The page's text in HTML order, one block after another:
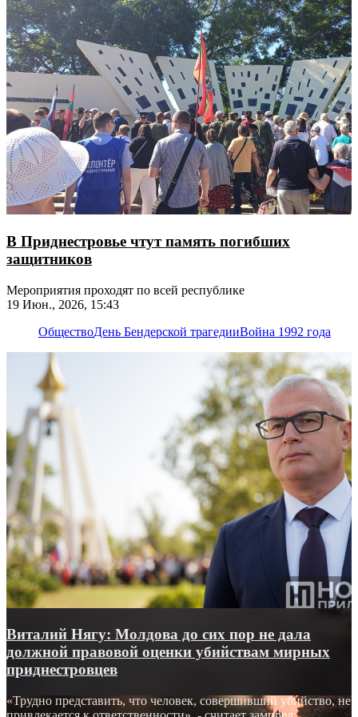
В Приднестровье чтут память погибших
защитников
Мероприятия проходят по всей республике
19 Июн., 2026, 15:43
ОбществоДень Бендерской трагедииВойна 1992 года
Виталий Нягу: Молдова до сих пор не дала
должной правовой оценки убийствам мирных
приднестровцев
«Трудно представить, что человек, совершивший убийство, не